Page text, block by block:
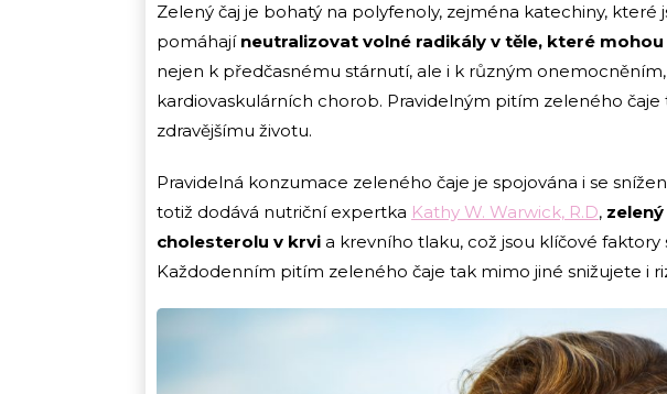
Zelený čaj je bohatý na polyfenoly, zejména katechiny, které
pomáhají neutralizovat volné radikály v těle, které
nejen k předčasnému stárnutí, ale i k různým
kardiovaskulárních chorob. Pravidelným pitím zeleného
zdravějšímu životu.
Pravidelná konzumace zeleného čaje je spojována i se
totiž dodává nutriční expertka Kathy W. Warwick, R.D,
cholesterolu v krvi a krevního tlaku, což jsou klíčové faktory
Každodenním pitím zeleného čaje tak mimo jiné snižujete i